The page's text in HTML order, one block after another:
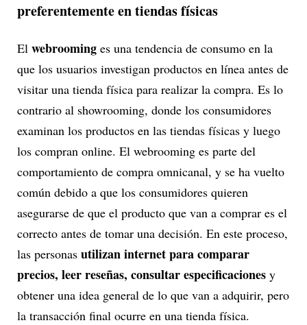
preferentemente en tiendas físicas
El webrooming es una tendencia de consumo en la
que los usuarios investigan productos en línea antes de
visitar una tienda física para realizar la compra. Es lo
contrario al showrooming, donde los consumidores
examinan los productos en las tiendas físicas y luego
los compran online. El webrooming es parte del
comportamiento de compra omnicanal, y se ha vuelto
común debido a que los consumidores quieren
asegurarse de que el producto que van a comprar es el
correcto antes de tomar una decisión. En este proceso,
las personas utilizan internet para comparar
precios, leer reseñas, consultar especificaciones y
obtener una idea general de lo que van a adquirir, pero
la transacción final ocurre en una tienda física.